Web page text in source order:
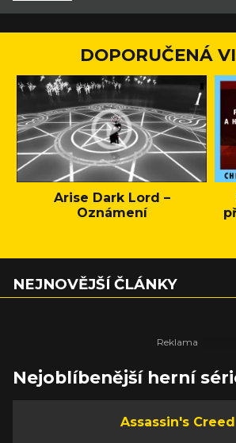
DOPORUČENÁ
Arise Dark Lord –
Oznámení
NEJNOVĚJŠÍ ČLÁNKY
Nejoblíbenější herní
Assassin's Creed